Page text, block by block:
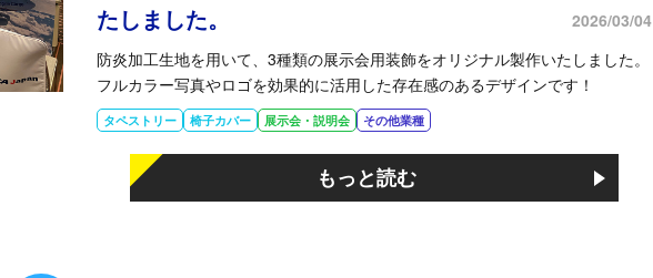
たしました。
2026/03/04
防炎加工生地を用いて、3種類の展示会用装飾をオリジナル製作いたしました。
フルカラー写真やロゴを効果的に活用した存在感のあるデザインです！
タペストリー 椅子カバー 展示会・説明会 その他業種
もっと読む